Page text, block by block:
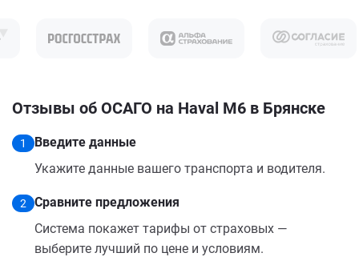
Отзывы об ОСАГО на Haval M6 в Брянске
1
Введите данные
Укажите данные вашего транспорта и водителя.
2
Сравните предложения
Система покажет тарифы от страховых —
выберите лучший по цене и условиям.